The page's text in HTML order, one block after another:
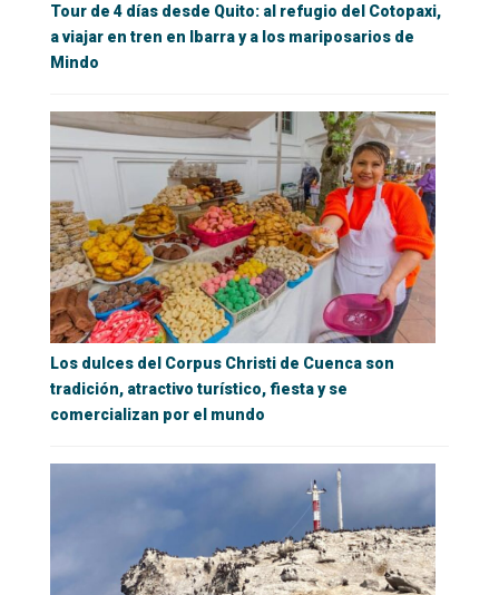
Tour de 4 días desde Quito: al refugio del Cotopaxi,
a viajar en tren en Ibarra y a los mariposarios de
Mindo
Los dulces del Corpus Christi de Cuenca son
tradición, atractivo turístico, fiesta y se
comercializan por el mundo